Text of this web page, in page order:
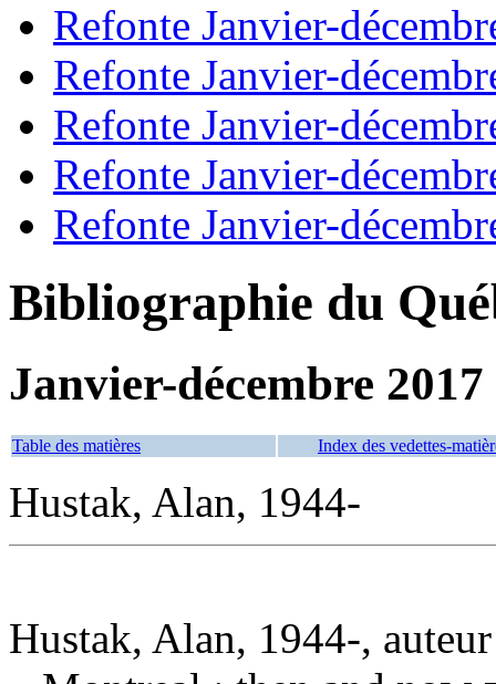
Refonte Janvier-
Refonte Janvier-
Refonte Janvier-
Refonte Janvier-
Refonte Janvier-
Bibliographie du
Janvier-décembre 2017
Table des matières Index des vedettes-
Hustak, Alan, 1944-
Hustak, Alan, 1944-, auteur